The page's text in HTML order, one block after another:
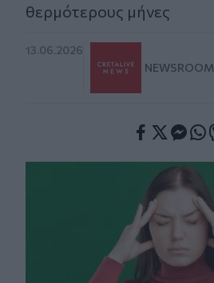
θερμότερους μήνες
13.06.2026
NEWSROOM